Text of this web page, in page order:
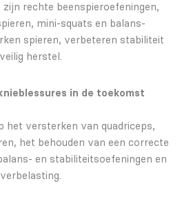
rechte beenspieroefeningen,
mini-squats en balans-
spieren, verbeteren stabiliteit
herstel.
in de toekomst
het versterken van quadriceps,
het behouden van een correcte
en stabiliteitsoefeningen en